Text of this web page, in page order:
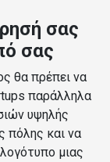
σας
σας
θα πρέπει να
παράλληλα
υψηλής
πόλης και να
μιας